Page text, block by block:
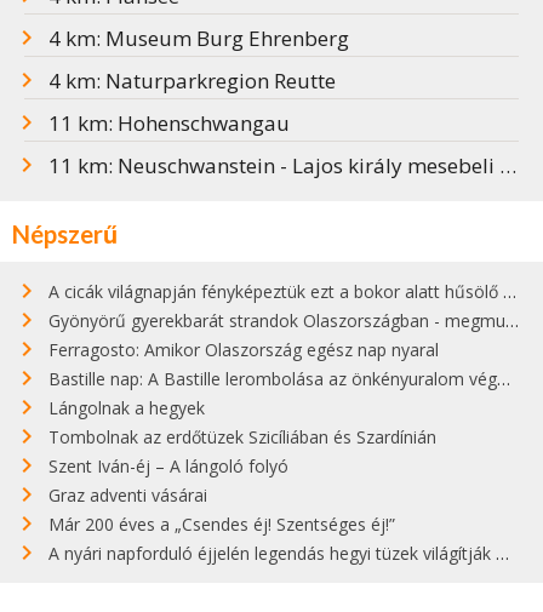
4 km: Museum Burg Ehrenberg
4 km: Naturparkregion Reutte
11 km: Hohenschwangau
11 km: Neuschwanstein - Lajos király mesebeli kastélya
Népszerű
A cicák világnapján fényképeztük ezt a bokor alatt hűsölő cicát Kisorosziban
Gyönyörű gyerekbarát strandok Olaszországban - megmutatjuk a 15 legjobbat
Ferragosto: Amikor Olaszország egész nap nyaral
Bastille nap: A Bastille lerombolása az önkényuralom végét jelentette
Lángolnak a hegyek
Tombolnak az erdőtüzek Szicíliában és Szardínián
Szent Iván-éj – A lángoló folyó
Graz adventi vásárai
Már 200 éves a „Csendes éj! Szentséges éj!”
A nyári napforduló éjjelén legendás hegyi tüzek világítják meg Zugspitzét